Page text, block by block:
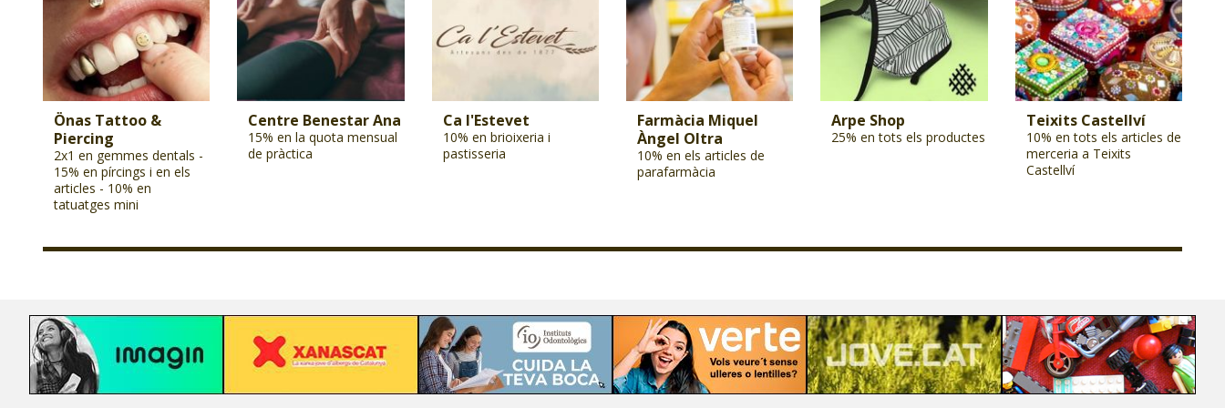
Önas Tattoo &
Piercing
2x1 en gemmes dentals -
15% en pírcings i en els
articles - 10% en
tatuatges mini
Centre Benestar Ana
15% en la quota mensual
de pràctica
Ca l'Estevet
10% en brioixeria i
pastisseria
Farmàcia Miquel
Àngel Oltra
10% en els articles de
parafarmàcia
Arpe Shop
25% en tots els productes
Teixits Castellví
10% en tots els articles de
merceria a Teixits
Castellví